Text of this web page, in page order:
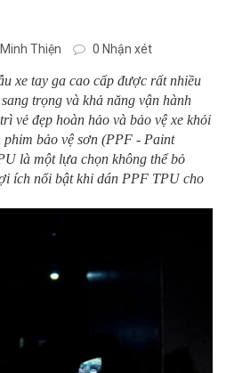
Thiện 0 Nhận xét
xe tay ga cao cấp được rất nhiều
trọng và khả năng vận hành
vẻ đẹp hoàn hảo và bảo vệ xe khỏi
bảo vệ sơn (PPF - Paint
là một lựa chọn không thể bỏ
ích nổi bật khi dán PPF TPU cho